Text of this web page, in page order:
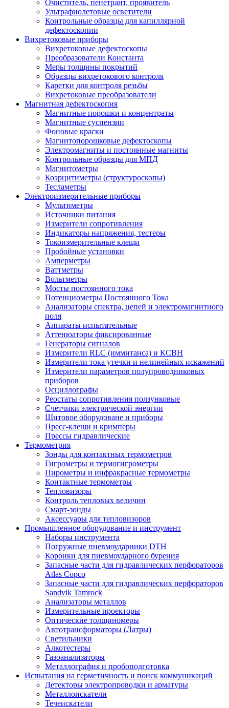
Очиститель, пенетрант, проявитель
Ультрафиолетовые осветители
Контрольные образцы для капиллярной
дефектоскопии
Вихретоковые приборы
Вихретоковые дефектоскопы
Преобразователи Константа
Меры толщины покрытий
Образцы вихретокового контроля
Каретки для контроля резьбы
Вихретоковые преобразователи
Магнитная дефектоскопия
Магнитные порошки и концентраты
Магнитные суспензии
Фоновые краски
Магнитопорошковые дефектоскопы
Электромагниты и постоянные магниты
Контрольные образцы для МПД
Магнитометры
Коэрцитиметры (структуроскопы)
Тесламетры
Электроизмерительные приборы
Мультиметры
Источники питания
Измерители сопротивления
Индикаторы напряжения, тестеры
Токоизмерительные клещи
Пробойные установки
Амперметры
Ваттметры
Вольтметры
Мосты постоянного тока
Потенциометры Постоянного Тока
Анализаторы спектра, цепей и электромагнитного
поля
Аппараты испытательные
Аттенюаторы фиксированные
Генераторы сигналов
Измерители RLC (иммитанса) и КСВН
Измерители тока утечки и нелинейных искажений
Измерители параметров полупроводниковых
приборов
Осциллографы
Реостаты сопротивления ползунковые
Счетчики электрической энергии
Щитовое оборудоване и приборы
Пресс-клещи и кримперы
Прессы гидравлические
Термометрия
Зонды для контактных термометров
Гигрометры и термогигрометры
Пирометры и инфракрасные термометры
Контактные термометры
Тепловизоры
Контроль тепловых величин
Смарт-зонды
Аксессуары для тепловизоров
Промышленное оборудование и инструмент
Наборы инструмента
Погружные пневмоударники DTH
Коронки для пневмоударного бурения
Запасные части для гидравлических перфораторов
Atlas Copco
Запасные части для гидравлических перфораторов
Sandvik Tamrock
Анализаторы металлов
Измерительные проекторы
Оптические толщиномеры
Автотрансформаторы (Латры)
Светильники
Алкотестеры
Газоанализаторы
Металлография и пробоподготовка
Испытания на герметичность и поиск коммуникаций
Детекторы электропроводки и арматуры
Металлоискатели
Течеискатели